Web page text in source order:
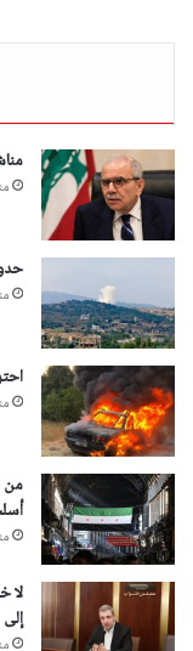
منذ
منذ
منذ
من
لا
إلى
منذ